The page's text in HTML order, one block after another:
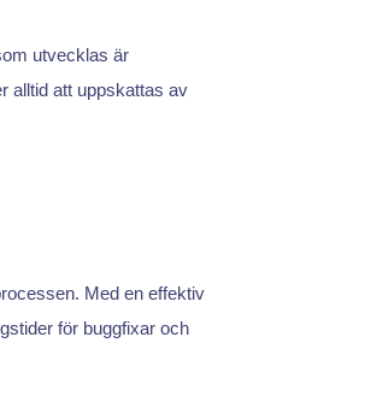
utvecklas är
alltid att uppskattas av
Med en effektiv
för buggfixar och